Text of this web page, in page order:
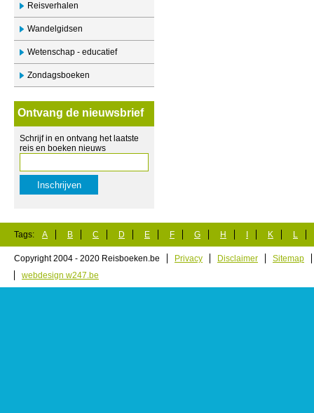
Reisverhalen
Wandelgidsen
Wetenschap - educatief
Zondagsboeken
Ontvang de nieuwsbrief
Schrijf in en ontvang het laatste
reis en boeken nieuws
Tags: A B C D E F G H K L
Copyright 2004 - 2020 Reisboeken.be Privacy Disclaimer
Sitemap
webdesign w247.be